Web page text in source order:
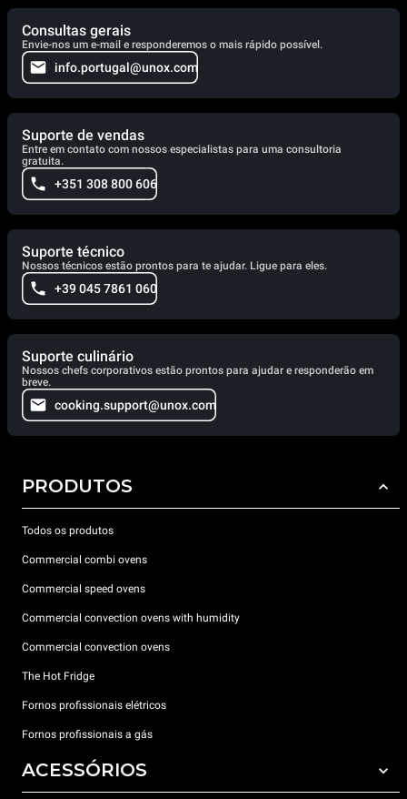
Consultas gerais
Envie-nos um e-mail e responderemos o mais rápido possível.
info.portugal@unox.com
Suporte de vendas
Entre em contato com nossos especialistas para uma consultoria
gratuita.
+351 308 800 606
Suporte técnico
Nossos técnicos estão prontos para te ajudar. Ligue para eles.
+39 045 7861 060
Suporte culinário
Nossos chefs corporativos estão prontos para ajudar e responderão em
breve.
cooking.support@unox.com
PRODUTOS
Todos os produtos
Commercial combi ovens
Commercial speed ovens
Commercial convection ovens with humidity
Commercial convection ovens
The Hot Fridge
Fornos profissionais elétricos
Fornos profissionais a gás
ACESSÓRIOS